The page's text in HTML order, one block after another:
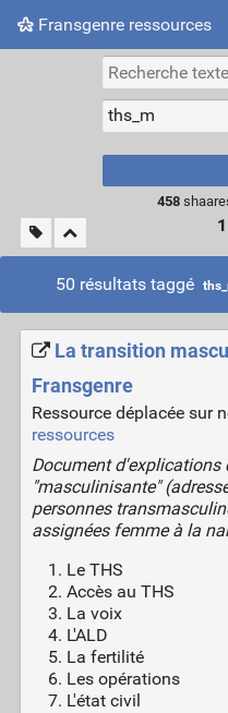
Fransgenre ressources
Most searched tags
458
50 résultats taggé
La transition
Fransgenre
Ressource déplacée sur
ressources
Document
"masculinisante"
personnes
assignées femme à la
Le THS
Accès au THS
La voix
L'ALD
La fertilité
Les opérations
L'état civil